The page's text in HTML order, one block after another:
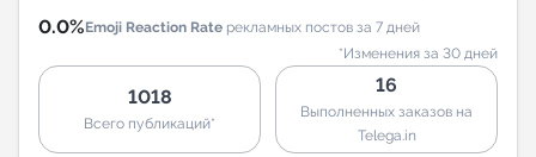
0.0%Emoji Reaction Rate рекламных постов за 7 дней
*Изменения за 30 дней
1018
Всего публикаций*
16
Выполненных заказов на
Telega.in